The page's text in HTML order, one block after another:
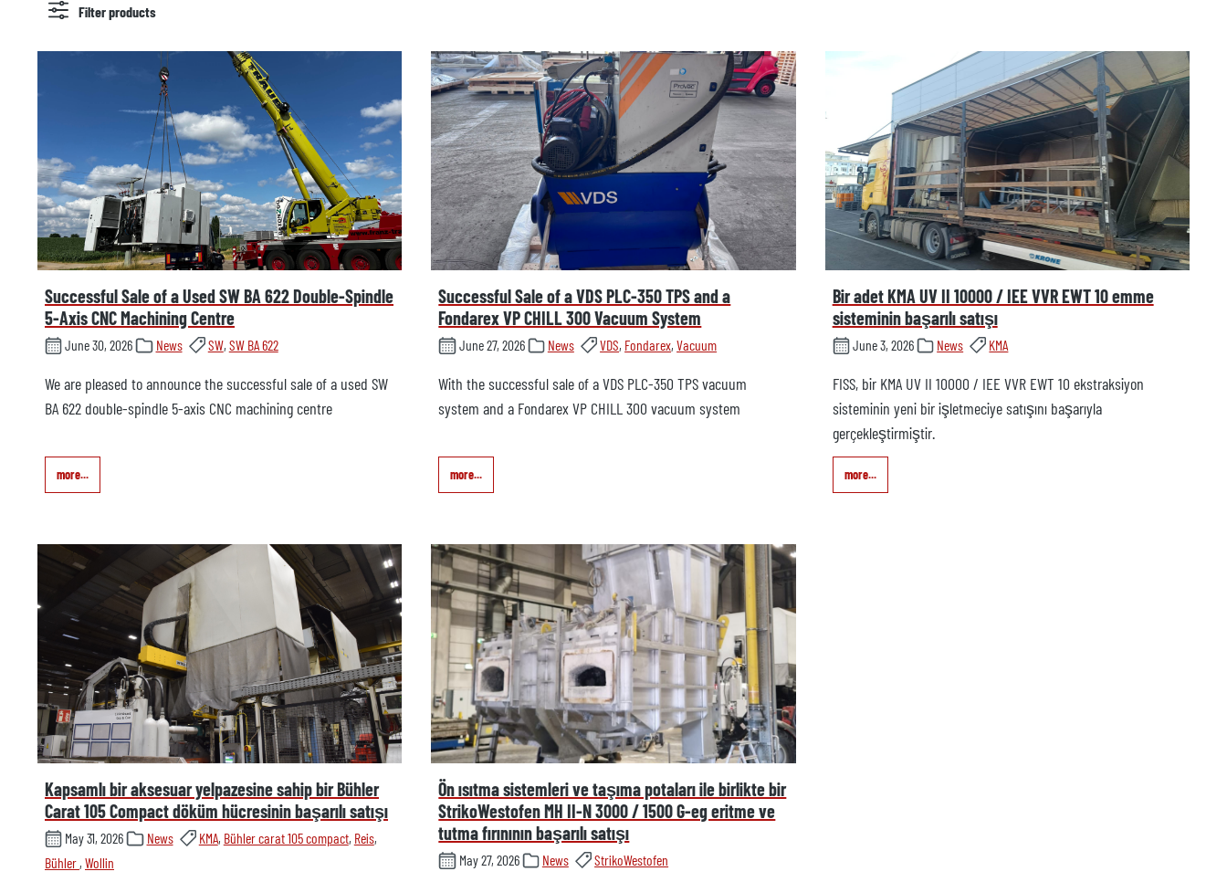
Filter products
Successful Sale of a Used SW BA 622 Double-Spindle
5-Axis CNC Machining Centre
June 30, 2026 News SW, SW BA 622
We are pleased to announce the successful sale of a used SW
BA 622 double-spindle 5-axis CNC machining centre
more...
Successful Sale of a VDS PLC-350 TPS and a
Fondarex VP CHILL 300 Vacuum System
June 27, 2026 News VDS, Fondarex,Vacuum
With the successful sale of a VDS PLC-350 TPS vacuum
system and a Fondarex VP CHILL 300 vacuum system
more...
Bir adet KMA UV II 10000 / IEE VVR EWT 10 emme
sisteminin başarılı satışı
June 3, 2026 News KMA
FISS, bir KMA UV II 10000 / IEE VVR EWT 10 ekstraksiyon
sisteminin yeni bir işletmeciye satışını başarıyla
gerçekleştirmiştir.
more...
Kapsamlı bir aksesuar yelpazesine sahip bir Bühler
Carat 105 Compact döküm hücresinin başarılı satışı
May 31, 2026 News KMA, Bühler carat 105 compact, Reis,
Bühler , Wollin
Ön ısıtma sistemleri ve taşıma potaları ile birlikte bir
StrikoWestofen MH II-N 3000 / 1500 G-eg eritme ve
tutma fırınının başarılı satışı
May 27, 2026 News StrikoWestofen